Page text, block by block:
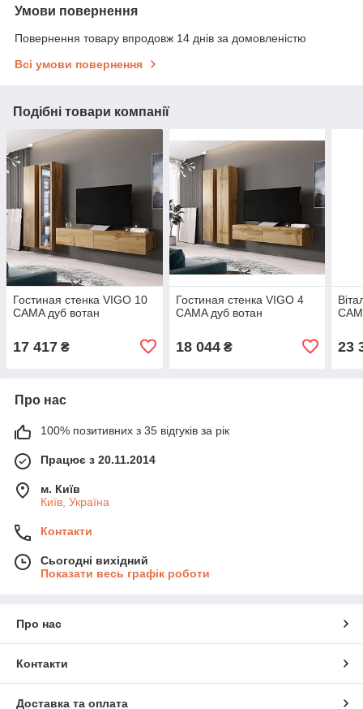
Умови повернення
Повернення товару впродовж 14 днів за домовленістю
Всі умови повернення
Подібні товари компанії
Гостиная стенка VIGO 10
CAMA дуб вотан
17 417 ₴
Гостиная стенка VIGO 4
CAMA дуб вотан
18 044₴ 23
Про нас
100% позитивних з 35 відгуків за рік
Працює з 20.11.2014
м. Київ
Київ, Україна
Контакти
Сьогодні вихідний
Показати весь графік роботи
Про нас
Контакти
Доставка та оплата